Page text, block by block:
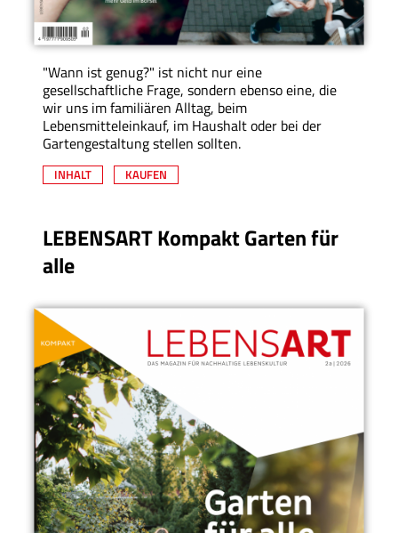
"Wann ist genug?" ist nicht nur eine
gesellschaftliche Frage, sondern ebenso eine, die
wir uns im familiären Alltag, beim
Lebensmitteleinkauf, im Haushalt oder bei der
Gartengestaltung stellen sollten.
INHALT KAUFEN
LEBENSART Kompakt Garten für
alle